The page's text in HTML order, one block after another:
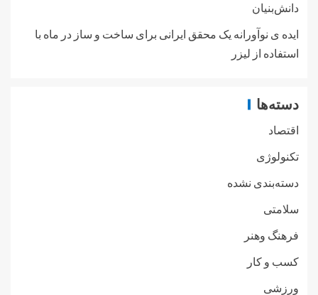
دانش‌بنیان
ایده ی نوآورانه یک محقق ایرانی برای ساخت و ساز در ماه با
استفاده از لیزر
دسته‌ها
اقتصاد
تکنولوژی
دسته‌بندی نشده
سلامتی
فرهنگ وهنر
کسب و کار
ورزشی